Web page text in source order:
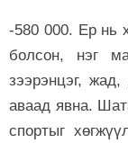
-580 000. Ер нь
болсон, нэг
зээрэнцэг, жад,
аваад явна.
спортыг